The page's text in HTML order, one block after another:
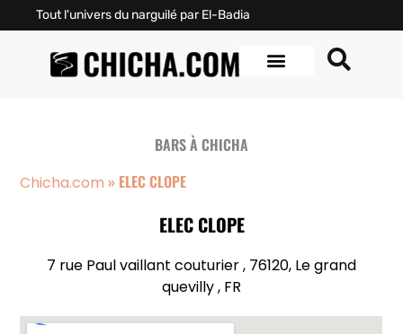
Tout l'univers du narguilé par El-Badia
BARS À CHICHA
Chicha.com » ELEC CLOPE
ELEC CLOPE
7 rue Paul vaillant couturier , 76120, Le grand
quevilly , FR